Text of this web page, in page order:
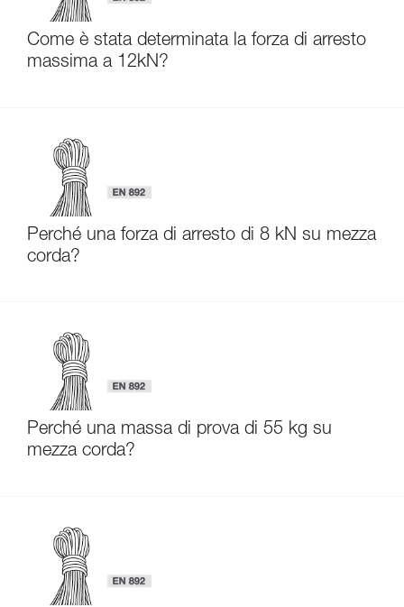
Come è stata determinata la forza di arresto
massima a 12kN?
Perché una forza di arresto di 8 kN su mezza
corda?
Perché una massa di prova di 55 kg su
mezza corda?